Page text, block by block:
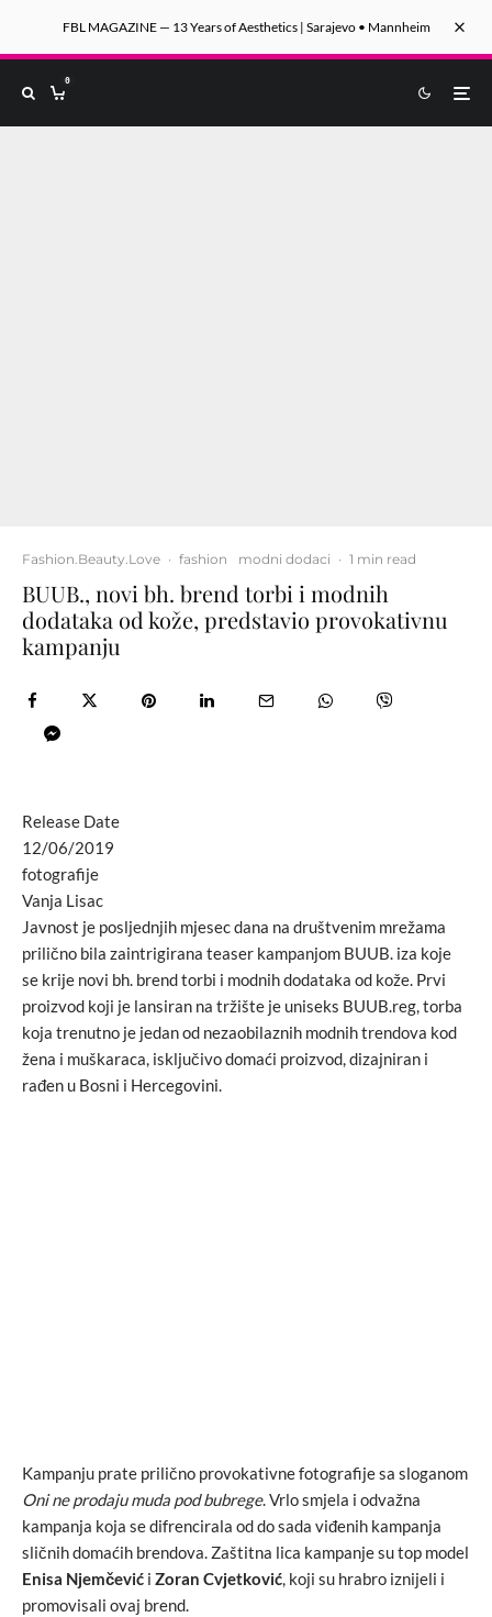
FBL MAGAZINE — 13 Years of Aesthetics | Sarajevo • Mannheim
0
Fashion.Beauty.Love · fashion modni dodaci · 1 min read
BUUB., novi bh. brend torbi i modnih
dodataka od kože, predstavio provokativnu
kampanju
Release Date
12/06/2019
fotografije
Vanja Lisac
Javnost je posljednjih mjesec dana na društvenim mrežama
prilično bila zaintrigirana teaser kampanjom BUUB. iza koje
se krije novi bh. brend torbi i modnih dodataka od kože. Prvi
proizvod koji je lansiran na tržište je uniseks BUUB.reg, torba
koja trenutno je jedan od nezaobilaznih modnih trendova kod
žena i muškaraca, isključivo domaći proizvod, dizajniran i
rađen u Bosni i Hercegovini.
Kampanju prate prilično provokativne fotografije sa sloganom
Oni ne prodaju muda pod bubrege. Vrlo smjela i odvažna
kampanja koja se difrencirala od do sada viđenih kampanja
sličnih domaćih brendova. Zaštitna lica kampanje su top model
Enisa Njemčević i Zoran Cvjetković, koji su hrabro iznijeli i
promovisali ovaj brend.